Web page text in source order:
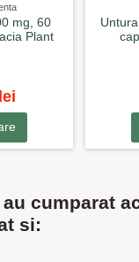
mg, 60
Plant
cumparat
si: